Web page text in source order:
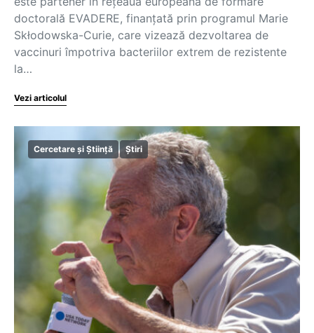
doctorală EVADERE, finanțată prin programul Marie
Skłodowska-Curie, care vizează dezvoltarea de
vaccinuri împotriva bacteriilor extrem de rezistente
la…
Vezi articolul
Cercetare și Știință Știri